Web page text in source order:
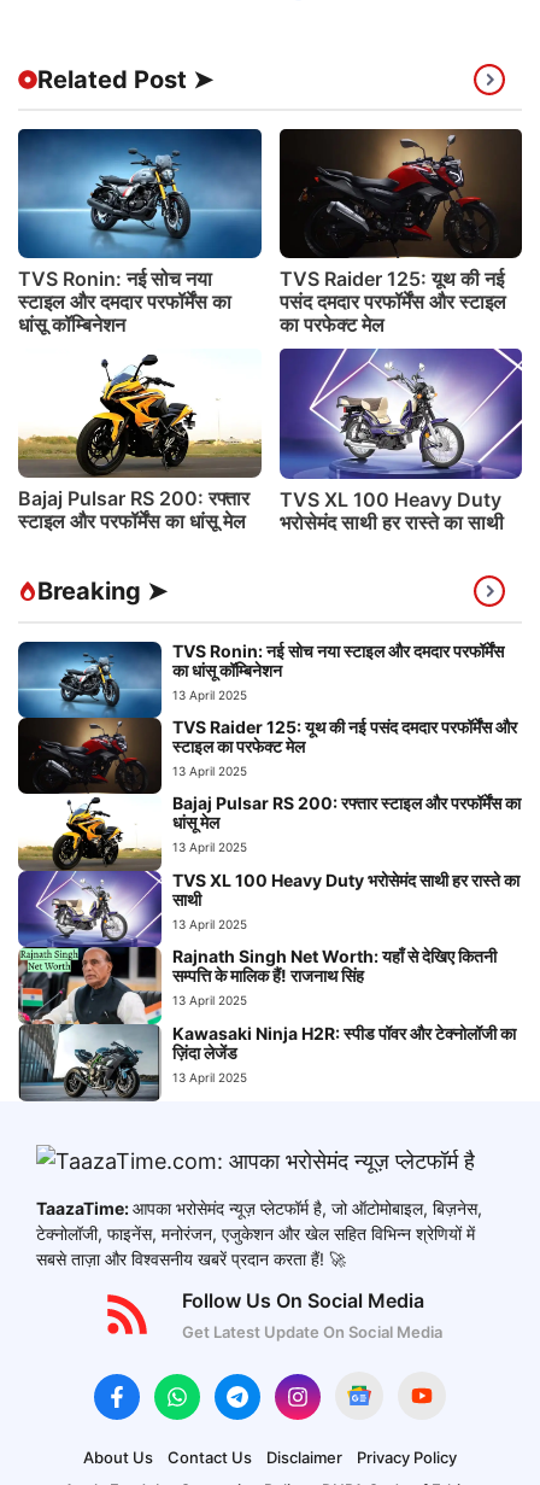
Related Post ➤
TVS Ronin: नई सोच नया
स्टाइल और दमदार परफॉर्मेंस का
धांसू कॉम्बिनेशन
TVS Raider 125: यूथ की नई
पसंद दमदार परफॉर्मेंस और स्टाइल
का परफेक्ट मेल
Bajaj Pulsar RS 200: रफ्तार
स्टाइल और परफॉर्मेंस का धांसू मेल
TVS XL 100 Heavy Duty
भरोसेमंद साथी हर रास्ते का साथी
Breaking ➤
TVS Ronin: नई सोच नया स्टाइल और दमदार परफॉर्मेंस
का धांसू कॉम्बिनेशन
13 April 2025
TVS Raider 125: यूथ की नई पसंद दमदार परफॉर्मेंस और
स्टाइल का परफेक्ट मेल
13 April 2025
Bajaj Pulsar RS 200: रफ्तार स्टाइल और परफॉर्मेंस का
धांसू मेल
13 April 2025
TVS XL 100 Heavy Duty भरोसेमंद साथी हर रास्ते का
साथी
13 April 2025
Rajnath Singh Net Worth: यहाँ से देखिए कितनी
सम्पत्ति के मालिक हैं! राजनाथ सिंह
13 April 2025
Kawasaki Ninja H2R: स्पीड पॉवर और टेक्नोलॉजी का
ज़िंदा लेजेंड
13 April 2025
TaazaTime:आपका भरोसेमंद न्यूज़ प्लेटफॉर्म है, जो ऑटोमोबाइल, बिज़नेस,
टेक्नोलॉजी, फाइनेंस, मनोरंजन, एजुकेशन और खेल सहित विभिन्न श्रेणियों में
सबसे ताज़ा और विश्वसनीय खबरें प्रदान करता हैं! 🚀
Follow Us On Social Media
Get Latest Update On Social Media
About Us Contact Us Disclaimer
Privacy Policy